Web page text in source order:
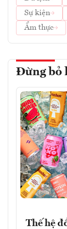
Sự kiện
Ẩm thực
Đừng bỏ
Thế hệ